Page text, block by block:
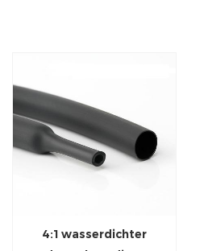
4:1 wasserdichter